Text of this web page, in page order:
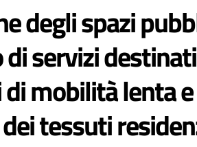
degli spazi
servizi
mobilità lenta e
tessuti